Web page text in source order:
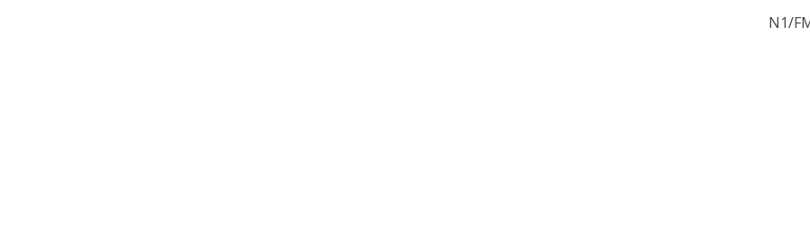
N1/